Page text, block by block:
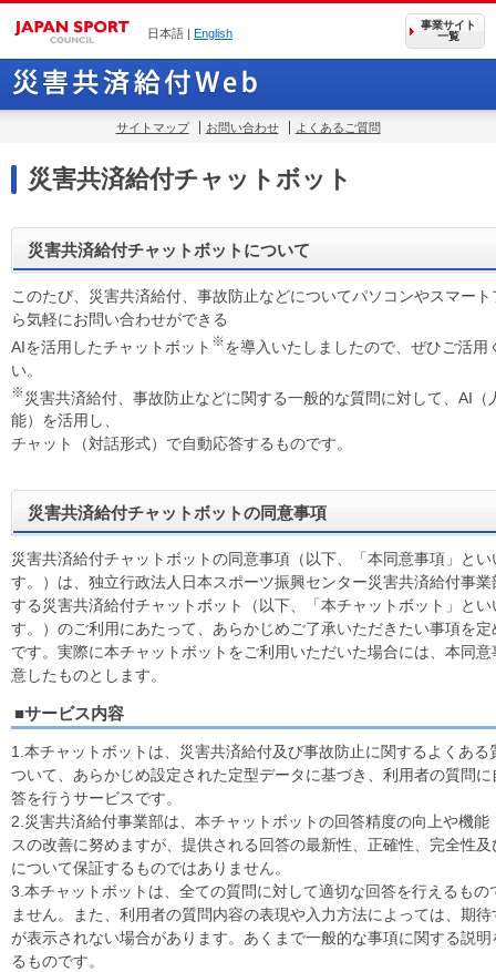
日本語 | English
事業サイト
一覧
サイトマップ お問い合わせ よくあるご質問
災害共済給付チャットボット
災害共済給付チャットボットについて
このたび、災害共済給付、事故防止などについてパソコンやスマート
ら気軽にお問い合わせができる
AIを活用したチャットボット ※を導入いたしましたので、ぜひご活用
い。
※災害共済給付、事故防止などに関する一般的な質問に対して、AI（
能）を活用し、
チャット（対話形式）で自動応答するものです。
災害共済給付チャットボットの同意事項
災害共済給付チャットボットの同意事項（以下、「本同意事項」とい
す。）は、独立行政法人日本スポーツ振興センター災害共済給付事業
する災害共済給付チャットボット（以下、「本チャットボット」とい
す。）のご利用にあたって、あらかじめご了承いただきたい事項を定
です。実際に本チャットボットをご利用いただいた場合には、本同意
意したものとします。
■サービス内容
1.本チャットボットは、災害共済給付及び事故防止に関するよくある
ついて、あらかじめ設定された定型データに基づき、利用者の質問に
答を行うサービスです。
2.災害共済給付事業部は、本チャットボットの回答精度の向上や機能
スの改善に努めますが、提供される回答の最新性、正確性、完全性及
について保証するものではありません。
3.本チャットボットは、全ての質問に対して適切な回答を行えるもの
ません。また、利用者の質問内容の表現や入力方法によっては、期待
が表示されない場合があります。あくまで一般的な事項に関する説明
るものです。